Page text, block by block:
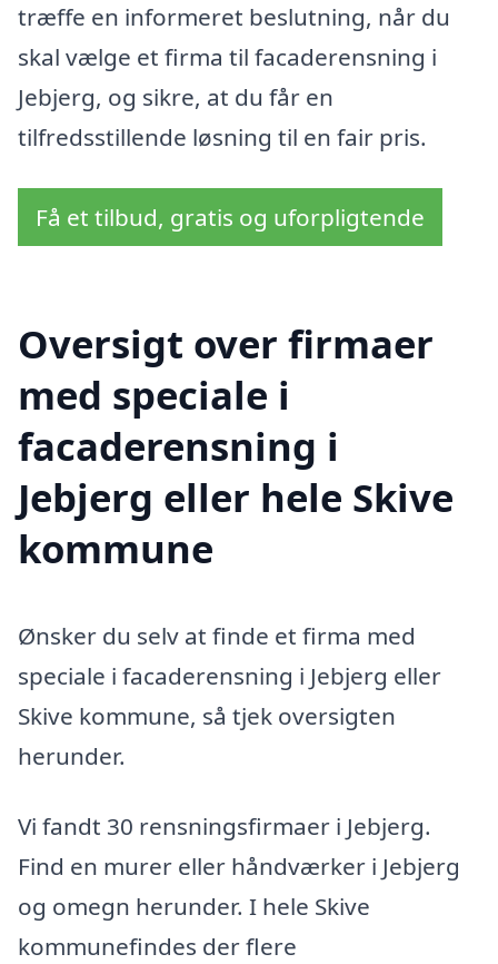
træffe en informeret beslutning, når du
skal vælge et firma til facaderensning i
Jebjerg, og sikre, at du får en
tilfredsstillende løsning til en fair pris.
Få et tilbud, gratis og uforpligtende
Oversigt over firmaer
med speciale i
facaderensning i
Jebjerg eller hele Skive
kommune
Ønsker du selv at finde et firma med
speciale i facaderensning i Jebjerg eller
Skive kommune, så tjek oversigten
herunder.
Vi fandt 30 rensningsfirmaer i Jebjerg.
Find en murer eller håndværker i Jebjerg
og omegn herunder. I hele Skive
kommunefindes der flere